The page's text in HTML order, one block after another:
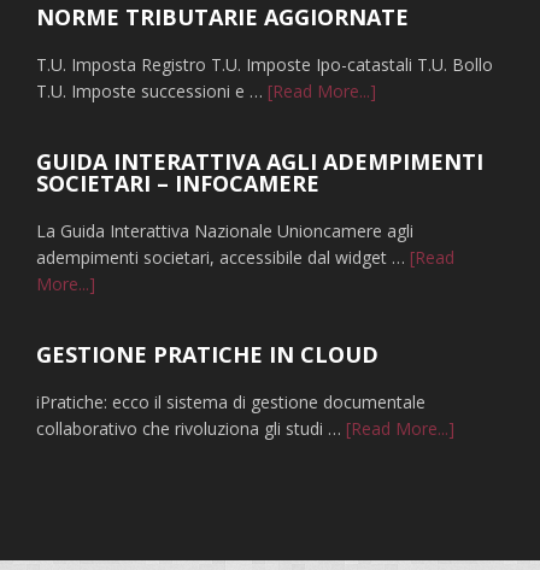
atti
NORME TRIBUTARIE AGGIORNATE
T.U. Imposta Registro T.U. Imposte Ipo-catastali T.U. Bollo
T.U. Imposte successioni e … [Read More...]
GUIDA INTERATTIVA AGLI ADEMPIMENTI
SOCIETARI – INFOCAMERE
La Guida Interattiva Nazionale Unioncamere agli
adempimenti societari, accessibile dal widget … [Read
More...]
ADEMPIMENTI
–
INFOCAMERE
GESTIONE PRATICHE IN CLOUD
iPratiche: ecco il sistema di gestione documentale
collaborativo che rivoluziona gli studi … [Read More...]